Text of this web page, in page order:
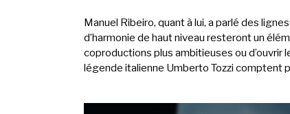
Manuel Ribeiro, quant à lui, a parlé des
d’harmonie de haut niveau resteront un
coproductions plus ambitieuses ou d’ouvrir
légende italienne Umberto Tozzi comptent